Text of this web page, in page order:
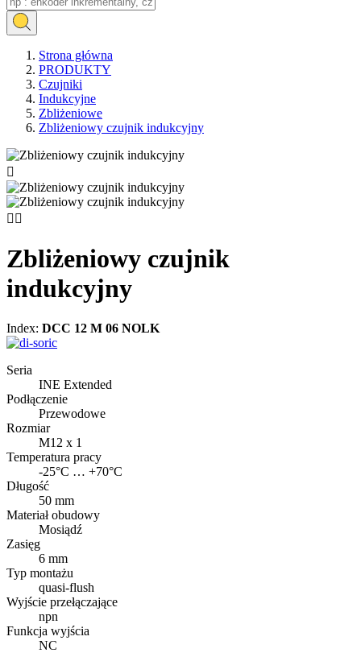
Strona główna
PRODUKTY
Czujniki
Indukcyjne
Zbliżeniowe
Zbliżeniowy czujnik indukcyjny

 
Zbliżeniowy czujnik
indukcyjny
Index: DCC 12 M 06 NOLK
Seria
INE Extended
Podłączenie
Przewodowe
Rozmiar
M12 x 1
Temperatura pracy
-25°C … +70°C
Długość
50 mm
Materiał obudowy
Mosiądź
Zasięg
6 mm
Typ montażu
quasi-flush
Wyjście przełączające
npn
Funkcja wyjścia
NC